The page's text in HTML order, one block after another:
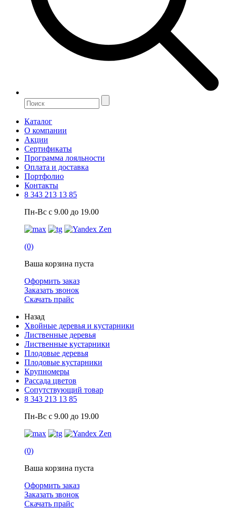
Каталог
О компании
Акции
Сертификаты
Программа лояльности
Оплата и доставка
Портфолио
Контакты
8 343 213 13 85
Пн-Вс с 9.00 до 19.00
(0)
Ваша корзина пуста
Оформить заказ
Заказать звонок
Скачать прайс
Назад
Хвойные деревья и кустарники
Лиственные деревья
Лиственные кустарники
Плодовые деревья
Плодовые кустарники
Крупномеры
Рассада цветов
Сопутствующий товар
8 343 213 13 85
Пн-Вс с 9.00 до 19.00
(0)
Ваша корзина пуста
Оформить заказ
Заказать звонок
Скачать прайс